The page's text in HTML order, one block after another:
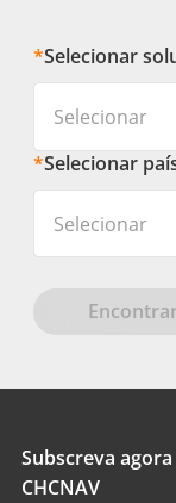
*Selecionar
Selecionar
*Selecionar
Selecionar
Subscreva
CHCNAV